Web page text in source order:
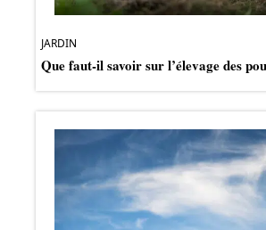
JARDIN
Que faut-il savoir sur l’élevage des